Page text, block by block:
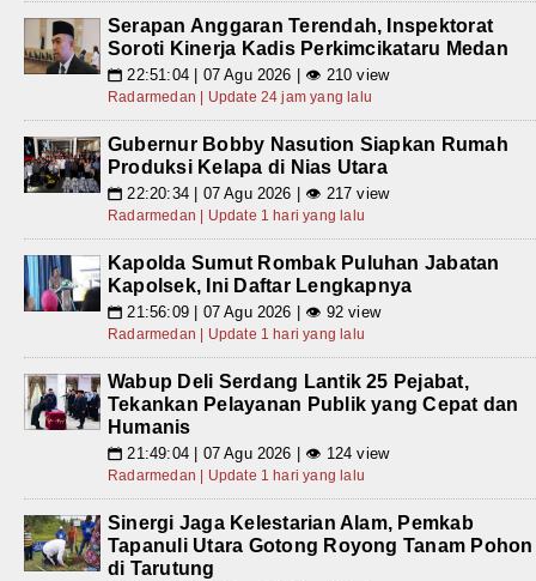
Serapan Anggaran Terendah, Inspektorat
Soroti Kinerja Kadis Perkimcikataru Medan
📅 22:51:04 | 07 Agu 2026 | 👁 210 view
Radarmedan | Update 24 jam yang lalu
Gubernur Bobby Nasution Siapkan Rumah
Produksi Kelapa di Nias Utara
📅 22:20:34 | 07 Agu 2026 | 👁 217 view
Radarmedan | Update 1 hari yang lalu
Kapolda Sumut Rombak Puluhan Jabatan
Kapolsek, Ini Daftar Lengkapnya
📅 21:56:09 | 07 Agu 2026 | 👁 92 view
Radarmedan | Update 1 hari yang lalu
Wabup Deli Serdang Lantik 25 Pejabat,
Tekankan Pelayanan Publik yang Cepat dan
Humanis
📅 21:49:04 | 07 Agu 2026 | 👁 124 view
Radarmedan | Update 1 hari yang lalu
Sinergi Jaga Kelestarian Alam, Pemkab
Tapanuli Utara Gotong Royong Tanam Pohon
di Tarutung